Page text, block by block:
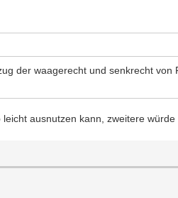
der waagerecht und senkrecht
ausnutzen kann, zweitere würde